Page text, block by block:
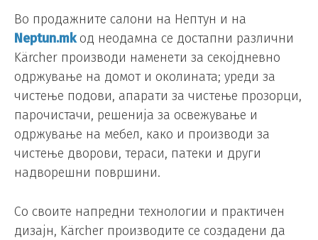
Во продажните салони на Нептун и на
Neptun.mkод неодамна се достапни различни
Kärcher производи наменети за секојдневно
одржување на домот и околината; уреди за
чистење подови, апарати за чистење прозорци,
парочистачи, решенија за освежување и
одржување на мебел, како и производи за
чистење дворови, тераси, патеки и други
надворешни површини.
Со своите напредни технологии и практичен
дизајн, Kärcher производите се создадени да